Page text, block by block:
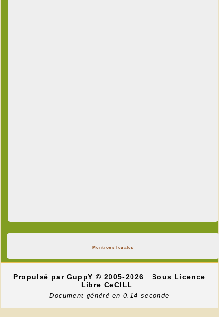
Mentions légales
Propulsé par GuppY© 2005-2026
Sous Licence
Libre CeCILL
Document généré en 0.14 seconde